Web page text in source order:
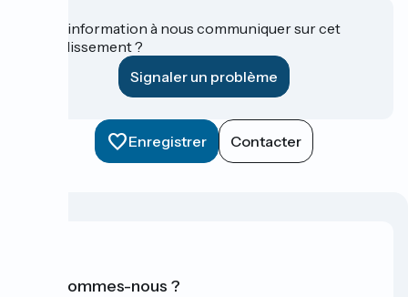
Une information à nous communiquer sur cet
établissement ?
Signaler un problème
Enregistrer Contacter
Qui sommes-nous ?